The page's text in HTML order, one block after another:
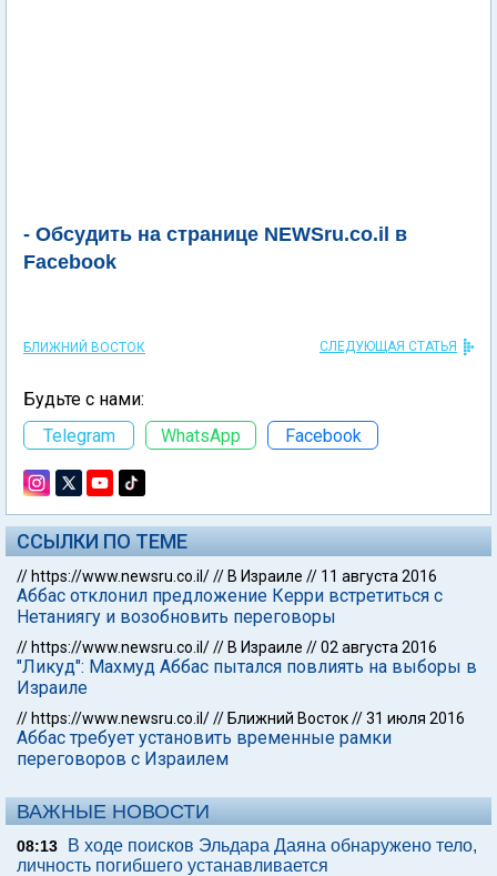
- Обсудить на странице NEWSru.co.il в
Facebook
БЛИЖНИЙ ВОСТОК СЛЕДУЮЩАЯ СТАТЬЯ
Будьте с нами:
Telegram
WhatsApp Facebook
ССЫЛКИ ПО ТЕМЕ
// https://www.newsru.co.il/// В Израиле // 11 августа 2016
Аббас отклонил предложение Керри встретиться с
Нетаниягу и возобновить переговоры
// https://www.newsru.co.il/// В Израиле //02 августа 2016
"Ликуд": Махмуд Аббас пытался повлиять на выборы в
Израиле
// https://www.newsru.co.il/// Ближний Восток//31 июля 2016
Аббас требует установить временные рамки
переговоров с Израилем
ВАЖНЫЕ НОВОСТИ
08:13
В ходе поисков Эльдара Даяна обнаружено тело,
личность погибшего устанавливается